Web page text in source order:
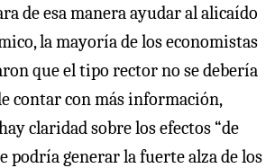
de esa manera ayudar al alicaído
la mayoría de los economistas
que el tipo rector no se debería
contar con más información,
claridad sobre los efectos “de
podría generar la fuerte alza de los